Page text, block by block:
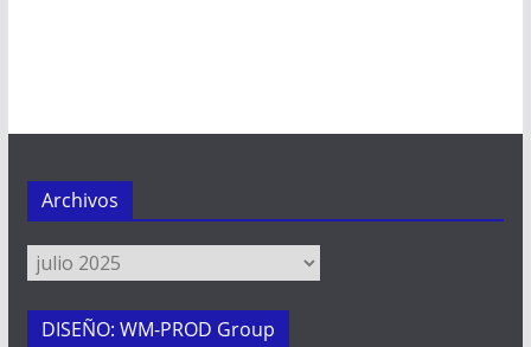
Archivos
Archivos
DISEÑO: WM-PROD Group